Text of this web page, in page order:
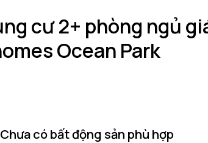
cư 2+ phòng ngủ
Ocean Park
Chưa có bất động sản phù hợp